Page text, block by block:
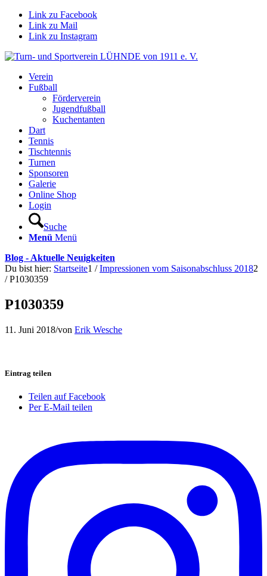
Link zu Facebook
Link zu Mail
Link zu Instagram
Verein
Fußball
Förderverein
Jugendfußball
Kuchentanten
Dart
Tennis
Tischtennis
Turnen
Sponsoren
Galerie
Online Shop
Login
Suche
Menü Menü
Blog - Aktuelle Neuigkeiten
Du bist hier: Startseite1 / Impressionen vom Saisonabschluss 20182
/ P1030359
P1030359
11. Juni 2018/von Erik Wesche
Eintrag teilen
Teilen auf Facebook
Per E-Mail teilen